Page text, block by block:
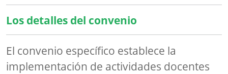
Los detalles del convenio
El convenio específico establece la
implementación de actividades docentes